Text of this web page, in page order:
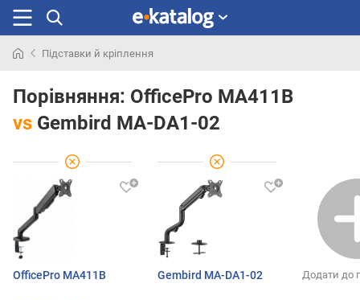
раніше
Підставки й кріплення
Порівняння: OfficePro MA411B
vs Gembird MA-DA1-02
OfficePro MA411B Gembird MA-DA1-02 Додати до